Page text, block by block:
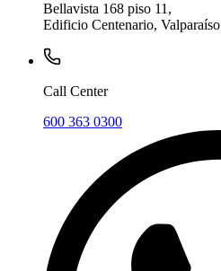
Bellavista 168 piso 11,
Edificio Centenario, Valparaíso
Call Center
600 363 0300